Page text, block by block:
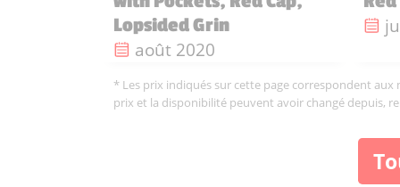
Lopsided Grin
Date de sortie :
août 2020
* Les prix indiqués sur cette page correspondent
prix et la disponibilité peuvent avoir changé depuis,